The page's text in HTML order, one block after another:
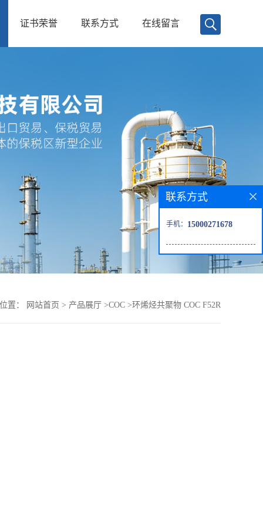
证书荣誉 联系方式 在线留言
置： 网站首页 > 产品展厅 >COC >环烯烃共聚物 COC F52R
联系方式
手机： 15000271678